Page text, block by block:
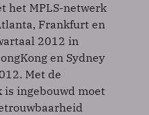
het MPLS-netwerk
Frankfurt en
2012 in
en Sydney
Met de
ingebouwd moet